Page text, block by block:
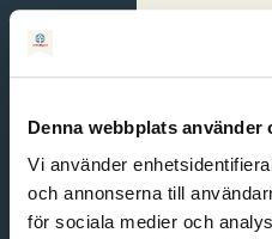
Denna webbplats använder
Vi använder
och annonserna till
för sociala medier och